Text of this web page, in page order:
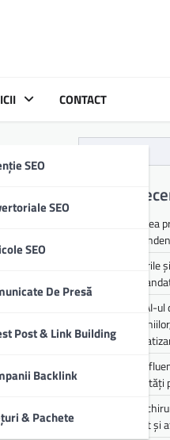
SEO
SEO
SEO
De Presă
Post & Link Building
Backlink
& Pachete
CONTACT
prin
de
lor
Articole
Lansarea
Chisturile
De ce AI-
Cum
Medic
colecist